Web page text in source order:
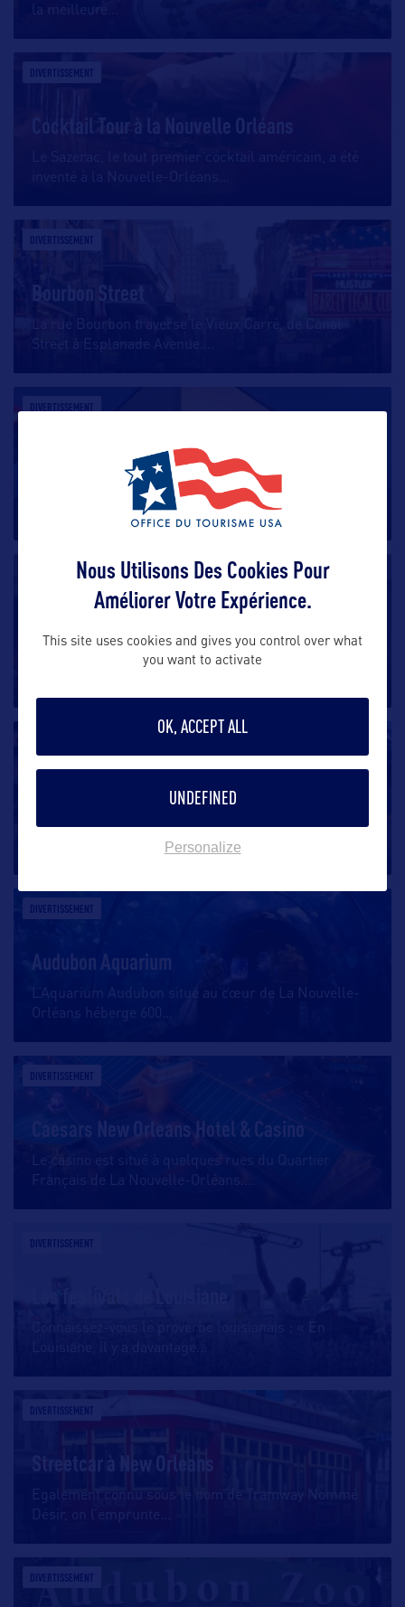
la meilleure
DIVERTISSEMENT
Cocktail Tour à la Nouvelle Orléans
inventé à la Nouvelle-Orléans
DIVERTISSEMENT
Bourbon Street
La rue Bourbon traverse le Vieux Carré, de Canal
Street à Esplanade Avenue.
DIVERTISSEMENT
Le New Orleans Jazz Market
Le New Orleans Jazz Market est une salle de
concerts et le lieu de résidence
DIVERTISSEMENT
Dans le Quartier Français, Muriel’s propose un
Caesars Superdome
Anciennement appelé The Louisiana Superdome puis
The Mercedes Benz Superdome,…
DIVERTISSEMENT
Audubon Aquarium
L’Aquarium Audubon situé au cœur de La Nouvelle-
Orléans héberge 600
DIVERTISSEMENT
Caesars New Orleans Hotel & Casino
Le casino est situé à quelques rues du Quartier
Français de La Nouvelle-Orléans.
DIVERTISSEMENT
DIVERTISSEMENT
Streetcar à New Orleans
Egalement connu sous le nom de Tramway Nommé
Désir, on l’emprunte
DIVERTISSEMENT
Nous Utilisons Des Cookies Pour
Améliorer Votre Expérience.
This site uses cookies and gives you control over what
you want to activate
OK, ACCEPT ALL
UNDEFINED
Personalize